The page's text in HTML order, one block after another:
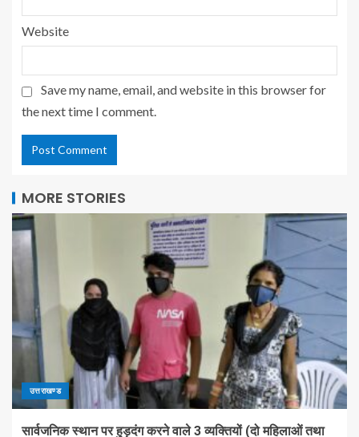
Website
Save my name, email, and website in this browser for
the next time I comment.
MORE STORIES
उत्तराखण्ड
सार्वजनिक स्थान पर हुड़दंग करने वाले 3 व्यक्तियों (दो महिलाओं तथा